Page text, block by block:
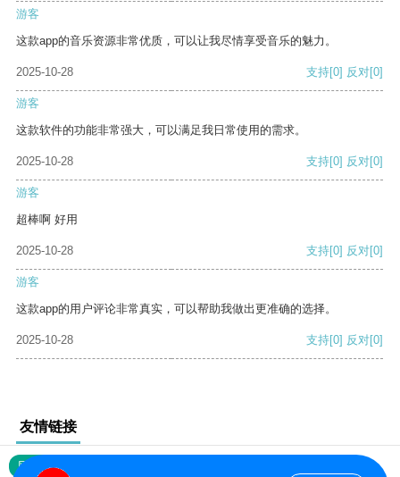
游客
这款app的音乐资源非常优质，可以让我尽情享受音乐的魅力。
2025-10-28 支持[0] 反对[0]
游客
这款软件的功能非常强大，可以满足我日常使用的需求。
2025-10-28 支持[0] 反对[0]
游客
超棒啊 好用
2025-10-28 支持[0] 反对[0]
游客
这款app的用户评论非常真实，可以帮助我做出更准确的选择。
2025-10-28 支持[0] 反对[0]
友情链接
网站地图